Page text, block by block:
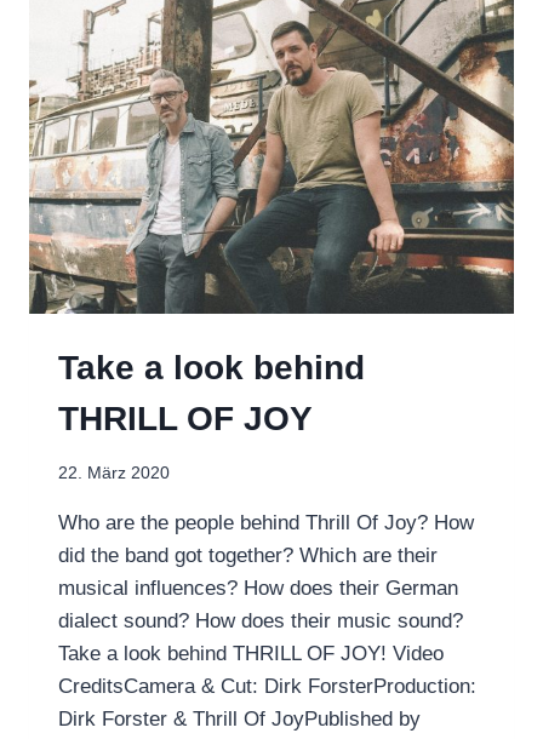
Take a look behind
THRILL OF JOY
22. März 2020
Who are the people behind Thrill Of Joy? How
did the band got together? Which are their
musical influences? How does their German
dialect sound? How does their music sound?
Take a look behind THRILL OF JOY! Video
CreditsCamera & Cut: Dirk ForsterProduction:
Dirk Forster & Thrill Of JoyPublished by